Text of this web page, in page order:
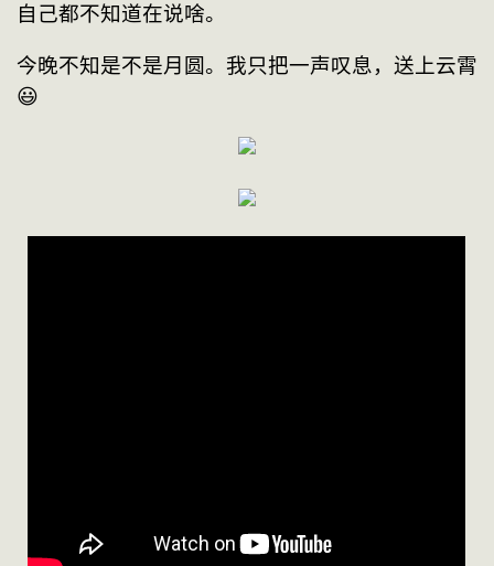
自己都不知道在说啥。
今晚不知是不是月圆。我只把一声叹息，送上云霄
😃